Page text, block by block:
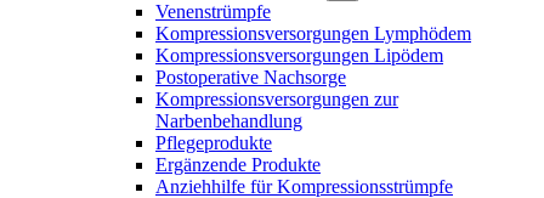
Venenstrümpfe
Kompressionsversorgungen Lymphödem
Kompressionsversorgungen Lipödem
Postoperative Nachsorge
Kompressionsversorgungen zur
Narbenbehandlung
Pflegeprodukte
Ergänzende Produkte
Anziehhilfe für Kompressionsstrümpfe